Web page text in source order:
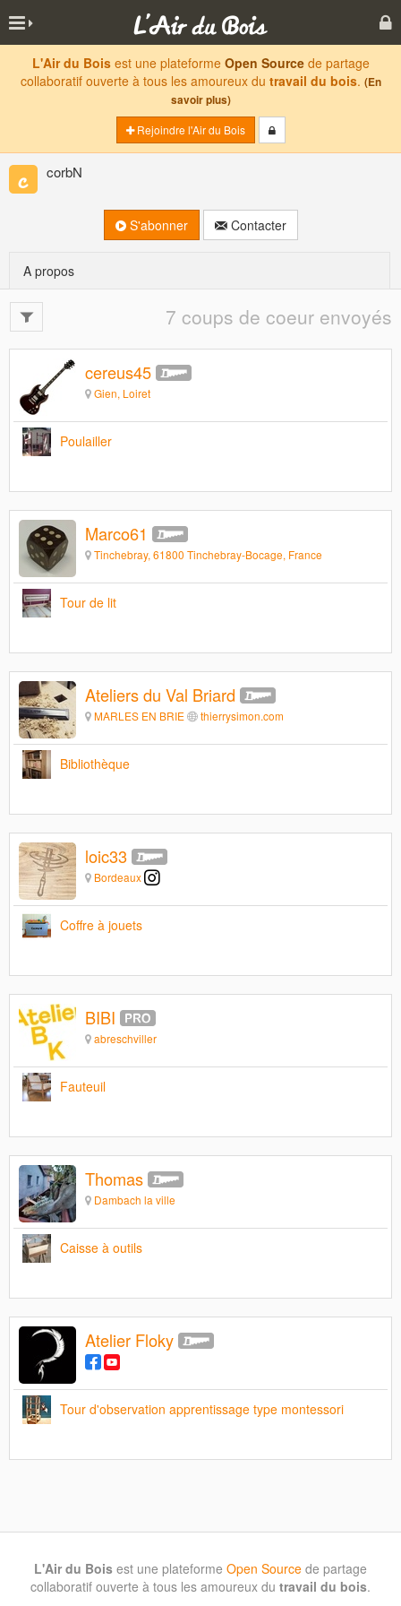
L'Air du Boisest une plateforme Open Sourcede partage
collaboratif ouverte à tous les amoureux du travail du bois. (En
savoir plus)
Rejoindre l'Air du Bois
corbN
S'abonner Contacter
A propos
7 coups de coeur envoyés
cereus45
Gien, Loiret
Poulailler
Marco61
Tinchebray, 61800 Tinchebray-Bocage, France
Tour de lit
Ateliers du Val Briard
MARLES EN BRIE thierrysimon.com
Bibliothèque
loic33
Bordeaux
Coffre à jouets
BIBI
abreschviller
Fauteuil
Thomas
Dambach la ville
Caisse à outils
Atelier Floky
Tour d'observation apprentissage type montessori
L'Air du Bois est une plateforme Open Source de partage
collaboratif ouverte à tous les amoureux du travail du bois.